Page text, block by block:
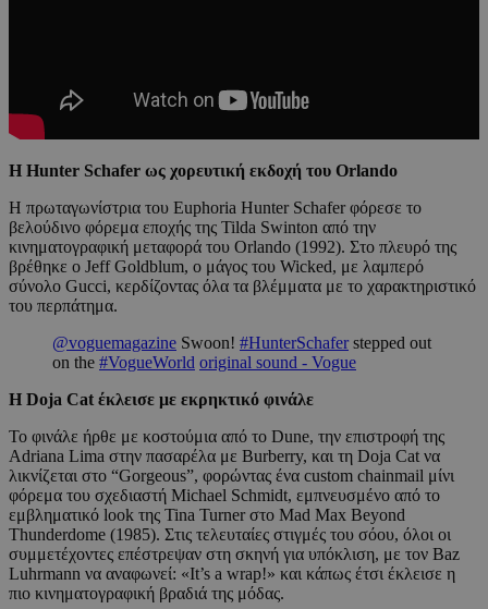
Η Hunter Schafer ως χορευτική εκδοχή του Orlando
Η πρωταγωνίστρια του Euphoria Hunter Schafer φόρεσε το
βελούδινο φόρεμα εποχής της Tilda Swinton από την
κινηματογραφική μεταφορά του Orlando (1992). Στο πλευρό της
βρέθηκε ο Jeff Goldblum, ο μάγος του Wicked, με λαμπερό
σύνολο Gucci, κερδίζοντας όλα τα βλέμματα με το χαρακτηριστικό
του περπάτημα.
@voguemagazine Swoon! #HunterSchaferstepped out
on the #VogueWorld original sound - Vogue
Η Doja Cat έκλεισε με εκρηκτικό φινάλε
Το φινάλε ήρθε με κοστούμια από το Dune, την επιστροφή της
Adriana Lima στην πασαρέλα με Burberry, και τη Doja Cat να
λικνίζεται στο “Gorgeous”, φορώντας ένα custom chainmail μίνι
φόρεμα του σχεδιαστή Michael Schmidt, εμπνευσμένο από το
εμβληματικό look της Tina Turner στο Mad Max Beyond
Thunderdome (1985). Στις τελευταίες στιγμές του σόου, όλοι οι
συμμετέχοντες επέστρεψαν στη σκηνή για υπόκλιση, με τον Baz
Luhrmann να αναφωνεί: «It’s a wrap!» και κάπως έτσι έκλεισε η
πιο κινηματογραφική βραδιά της μόδας.